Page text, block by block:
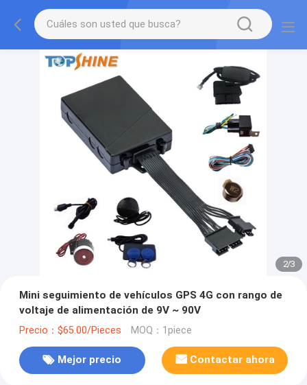
2/3
Mini seguimiento de vehículos GPS 4G con rango de
voltaje de alimentación de 9V ~ 90V
Precio：$65.00/Pieces MOQ：1piece
Mejor precio Contactar ahora